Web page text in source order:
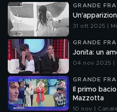
GRANDE
31 ott 2025 |
GRANDE
Jonita: un
04 nov 2025 |
GRANDE
Il primo
Mazzotta
10 nov |